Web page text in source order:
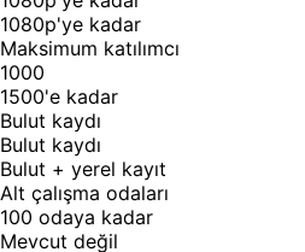
1080p'ye kadar
Maksimum katılımcı
1000
1500'e kadar
Bulut kaydı
Bulut kaydı
Bulut + yerel kayıt
Alt çalışma odaları
100 odaya kadar
Mevcut değil